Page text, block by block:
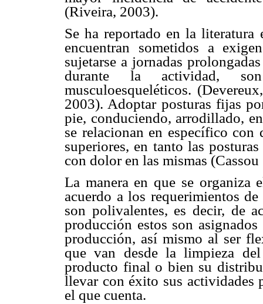
(Riveira, 2003).
Se ha reportado en la literatura
encuentran sometidos a
sujetarse a jornadas
durante la actividad,
musculoesqueléticos.
2003). Adoptar posturasfijas
pie, conduciendo, arrodillado,
se relacionan en específico
superiores, en tantolas
con dolor en las mismas
La manera en que se organiza
acuerdo a los requerimientos
son polivalentes, es decir, de
producción estos son
producción, así mismo al ser
que van desde la limpieza
producto final o bien su
llevar con éxito sus actividades
el que cuenta.